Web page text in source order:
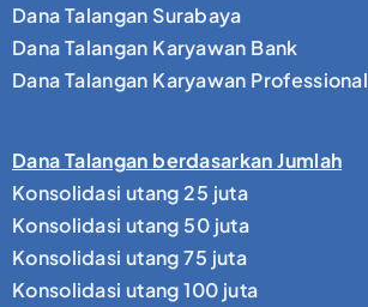
Dana Talangan Surabaya
Dana Talangan Karyawan Bank
Dana Talangan Karyawan Professional
Dana Talangan berdasarkan Jumlah
Konsolidasi utang 25 juta
Konsolidasi utang 50 juta
Konsolidasi utang 75 juta
Konsolidasi utang 100 juta